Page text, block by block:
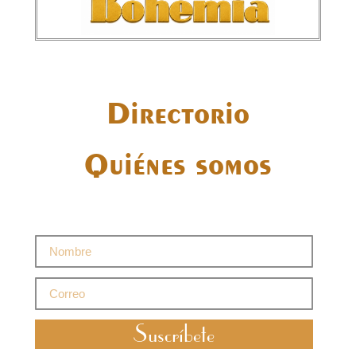
Directorio
Quiénes somos
Suscríbete